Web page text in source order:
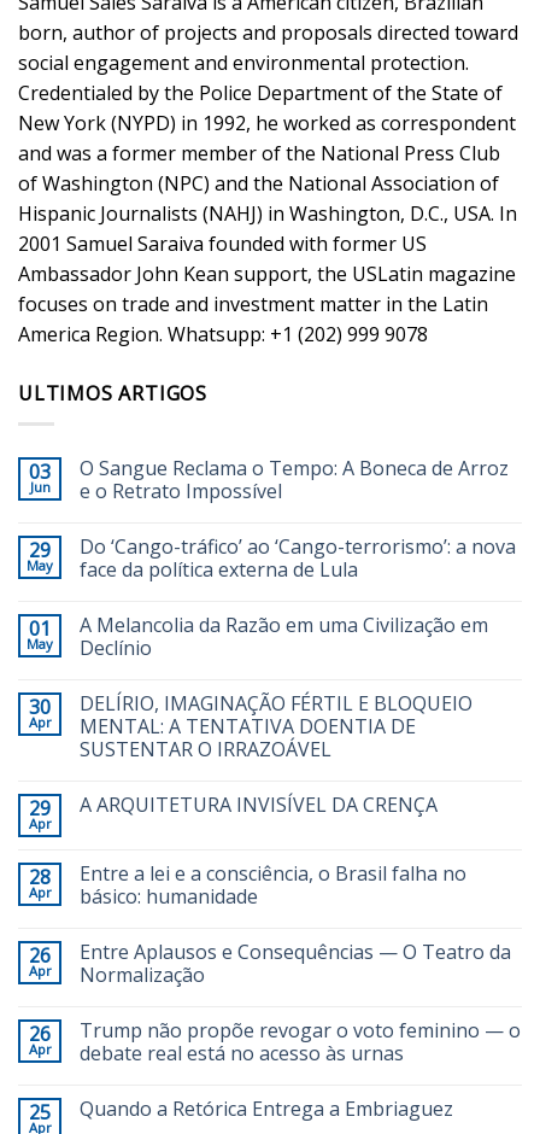
born, author of projects and proposals directed toward
social engagement and environmental protection.
Credentialed by the Police Department of the State of
New York (NYPD) in 1992, he worked as correspondent
and was a former member of the National Press Club
of Washington (NPC) and the National Association of
Hispanic Journalists (NAHJ) in Washington, D.C., USA. In
2001 Samuel Saraiva founded with former US
Ambassador John Kean support, the USLatin magazine
focuses on trade and investment matter in the Latin
America Region. Whatsupp: +1 (202) 999 9078
ULTIMOS ARTIGOS
03
Jun
O Sangue Reclama o Tempo: A Boneca de Arroz
e o Retrato Impossível
29
May
Do ‘Cango-tráfico’ ao ‘Cango-terrorismo’: a nova
face da política externa de Lula
01
May
A Melancolia da Razão em uma Civilização em
Declínio
30
Apr
DELÍRIO, IMAGINAÇÃO FÉRTIL E BLOQUEIO
MENTAL: A TENTATIVA DOENTIA DE
SUSTENTAR O IRRAZOÁVEL
29
Apr
A ARQUITETURA INVISÍVEL DA CRENÇA
28
Apr
Entre a lei e a consciência, o Brasil falha no
básico: humanidade
26
Apr
Entre Aplausos e Consequências — O Teatro da
Normalização
26
Apr
Trump não propõe revogar o voto feminino — o
debate real está no acesso às urnas
25
Apr
Quando a Retórica Entrega a Embriaguez